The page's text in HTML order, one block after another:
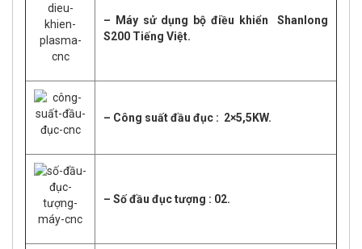
– Máy sử dụng bộ điều khiển
Shanlong
S200 Tiếng Việt.
– Công suất đầu đục : 2×5,5KW.
– Số đầu đục tượng : 02.